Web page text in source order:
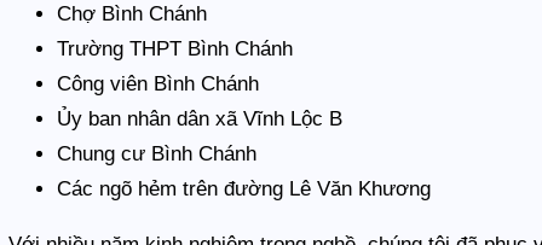
Chợ Bình Chánh
Trường THPT Bình Chánh
Công viên Bình Chánh
Ủy ban nhân dân xã Vĩnh Lộc B
Chung cư Bình Chánh
Các ngõ hẻm trên đường Lê Văn Khương